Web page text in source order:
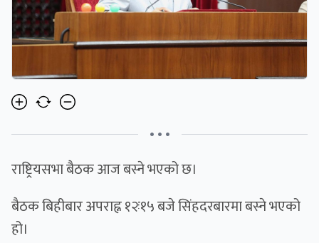
• • •
राष्ट्रियसभा बैठक आज बस्ने भएको छ।
बैठक बिहीबार अपराह्न १२ः१५ बजे सिंहदरबारमा बस्ने भएको
हो।